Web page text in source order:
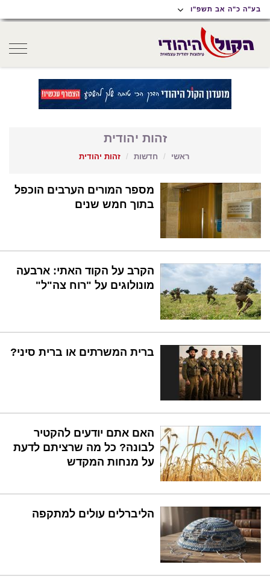
תפריט
נגישות
תפריט
ראשי
תוכן
ראשי
בע"ה כ"ה אב תשפ"ו
זהות יהודית
ראשי חדשות זהות יהודית
מספר המורים הערבים הוכפל
בתוך חמש שנים
הקרב על הקוד האתי: ארבעה
מונולוגים על "רוח צה"ל"
ברית המשרתים או ברית סיני?
האם אתם יודעים להקטיר
לבונה? כל מה שרציתם לדעת
על מנחות המקדש
הליברלים עולים למתקפה